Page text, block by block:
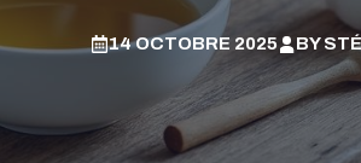
14 OCTOBRE 2025 BY